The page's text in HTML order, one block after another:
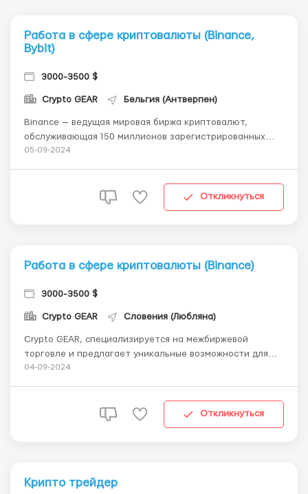
Работа в сфере криптовалюты (Binance,
Bybit)
3000-3500 $
Crypto GEAR Бельгия (Антверпен)
Binance — ведущая мировая биржа криптовалют,
обслуживающая 150 миллионов зарегистрированных
пользователей в более чем 180 странах.Благодаря
предпочтительной биржей для торговли биткоином,
05-09-2024
Откликнуться
Работа в сфере криптовалюты (Binance)
3000-3500 $
Crypto GEAR Словения (Любляна)
Crypto GEAR, специализируется на межбиржевой
торговле и предлагает уникальные возможности для
дополнительного заработка. Что мы предлагаем:
график: Работа займет не более 2 часов в день, что ...
04-09-2024
Откликнуться
Крипто трейдер